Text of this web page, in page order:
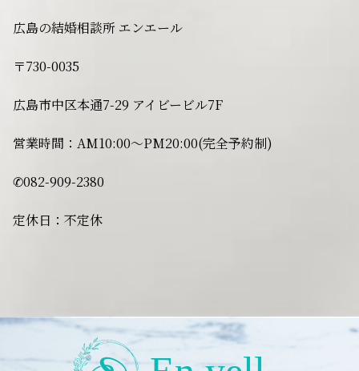
広島の結婚相談所 エンエール
〒730-0035
広島市中区本通7-29 アイビービル7F
営業時間：AM10:00〜PM20:00(完全予約制)
✆082-909-2380
定休日：不定休